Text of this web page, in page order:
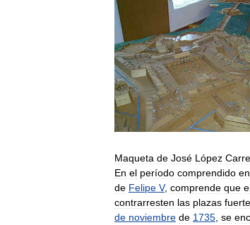
Maqueta de José López
En el período comprendido
de Felipe V, comprende que
contrarresten las plazas
de noviembre de 1735 se